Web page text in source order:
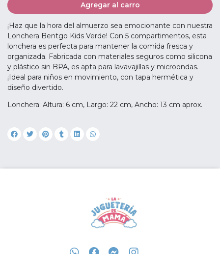
Agregar al carro
¡Haz que la hora del almuerzo sea emocionante con nuestra
Lonchera Bentgo Kids Verde! Con 5 compartimentos, esta
lonchera es perfecta para mantener la comida fresca y
organizada. Fabricada con materiales seguros como silicona
y plástico sin BPA, es apta para lavavajillas y microondas.
¡Ideal para niños en movimiento, con tapa hermética y
diseño divertido.
Lonchera: Altura: 6 cm, Largo: 22 cm, Ancho: 13 cm aprox.